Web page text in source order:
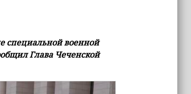
специальной военной
Глава Чеченской